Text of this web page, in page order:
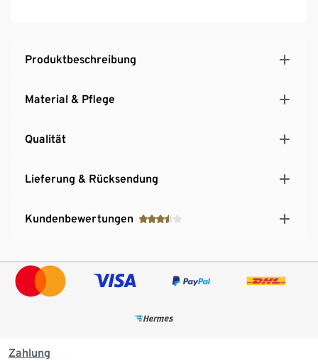
Produktbeschreibung
Material & Pflege
Qualität
Lieferung & Rücksendung
Kundenbewertungen
Zahlung